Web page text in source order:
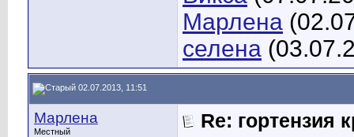
Марлена
селена
02.07.2013, 11:51
Марлена
Местный Re: гортензия